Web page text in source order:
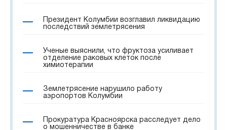
Президент Колумбии возглавил ликвидацию
последствий землетрясения
Ученые выяснили, что фруктоза усиливает
отделение раковых клеток после
химиотерапии
Землетрясение нарушило работу
аэропортов Колумбии
Прокуратура Красноярска расследует дело
о мошенничестве в банке